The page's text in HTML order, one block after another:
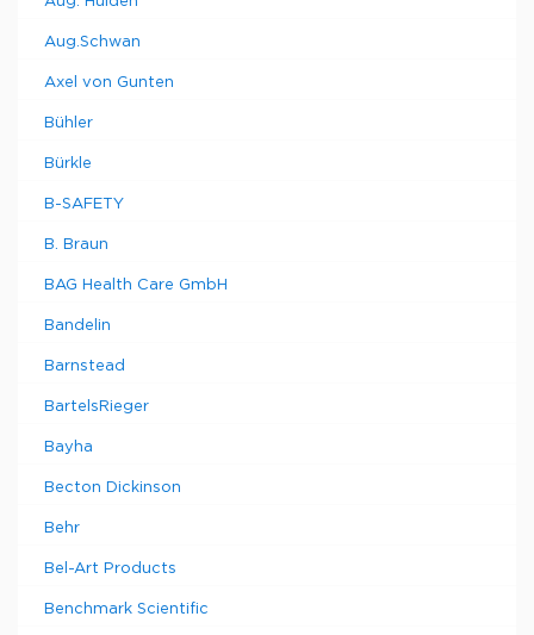
Aug.Schwan
Axel von Gunten
Bühler
Bürkle
B-SAFETY
B. Braun
BAG Health Care GmbH
Bandelin
Barnstead
BartelsRieger
Bayha
Becton Dickinson
Behr
Bel-Art Products
Benchmark Scientific